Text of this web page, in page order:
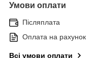
Умови оплати
Післяплата
Оплата на рахунок
Всі умови оплати